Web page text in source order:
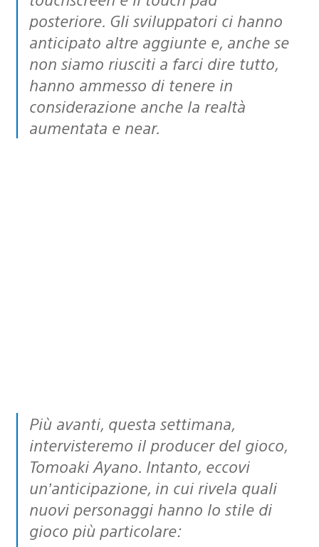
posteriore. Gli sviluppatori ci hanno
anticipato altre aggiunte e, anche se
non siamo riusciti a farci dire tutto,
hanno ammesso di tenere in
considerazione anche la realtà
aumentata e near.
Più avanti, questa settimana,
intervisteremo il producer del gioco,
Tomoaki Ayano. Intanto, eccovi
un’anticipazione, in cui rivela quali
nuovi personaggi hanno lo stile di
gioco più particolare: